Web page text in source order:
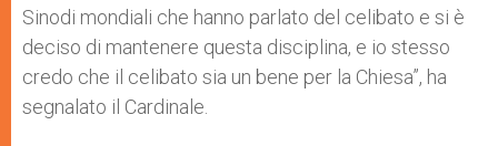
Sinodi mondiali che hanno parlato del celibato e si è
deciso di mantenere questa disciplina, e io stesso
credo che il celibato sia un bene per la Chiesa”, ha
segnalato il Cardinale.